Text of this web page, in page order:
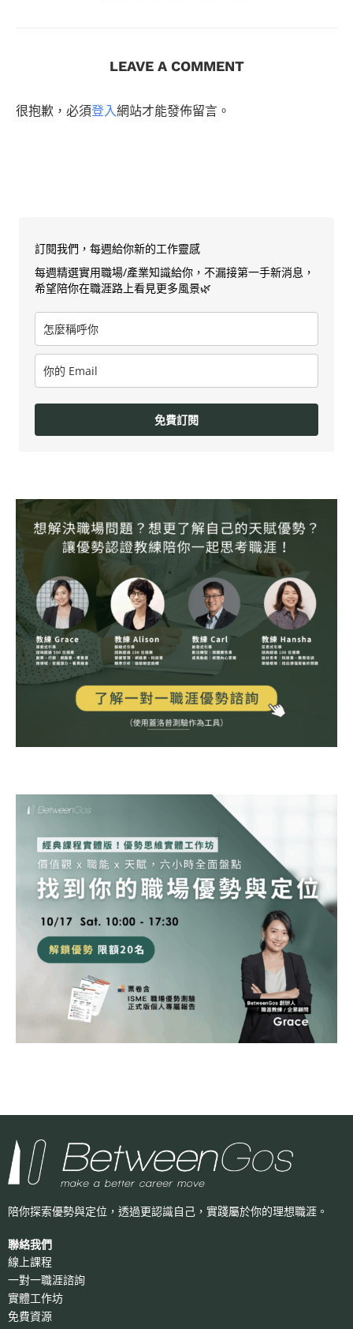
LEAVE A COMMENT
很抱歉，必須登入網站才能發佈留言。
訂閱我們，每週給你新的工作靈感
每週精選實用職場/產業知識給你，不漏接第一手新消息，
希望陪你在職涯路上看見更多風景🌿
免費訂閱
陪你探索優勢與定位，透過更認識自己， 實踐屬於你的理想職涯。
聯絡我們
線上課程
一對一職涯諮詢
實體工作坊
免費資源